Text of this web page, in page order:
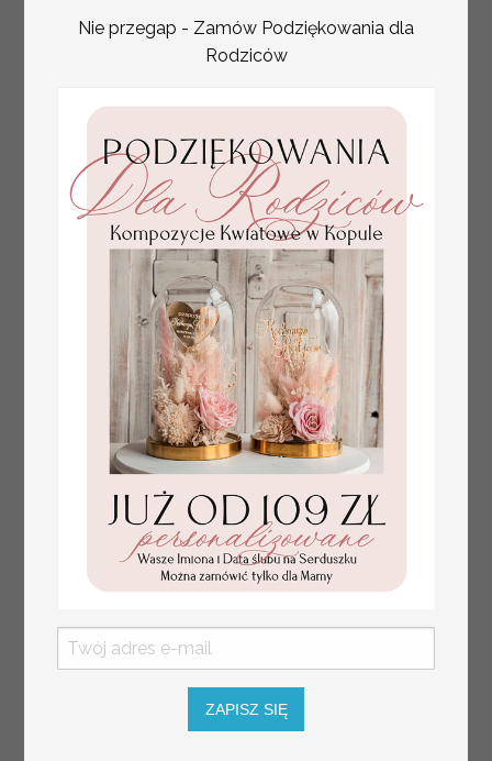
tłoczone winietki ślubne,
lub srebrne napisy
tłoczone kwiaty na
winietkach ślubnych
numerki na stół weselny
stoły weselne, tłoczone
Promocja:
Nie przegap - Zamów Podziękowania dla
Rodziców
ZAPISZ SIĘ